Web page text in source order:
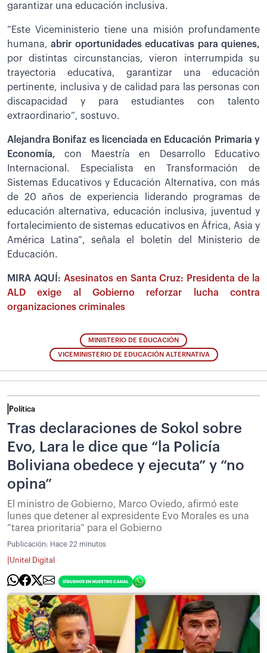
garantizar una educación inclusiva.
“Este Viceministerio tiene una misión profundamente
humana, abrir oportunidades educativas para quienes,
por distintas circunstancias, vieron interrumpida su
trayectoria educativa, garantizar una educación
pertinente, inclusiva y de calidad para las personas con
discapacidad y para estudiantes con talento
extraordinario”, sostuvo.
Alejandra Bonifaz es licenciada en Educación Primaria y
Economía, con Maestría en Desarrollo Educativo
Internacional. Especialista en Transformación de
Sistemas Educativos y Educación Alternativa, con más
de 20 años de experiencia liderando programas de
educación alternativa, educación inclusiva, juventud y
fortalecimiento de sistemas educativos en África, Asia y
América Latina”, señala el boletín del Ministerio de
Educación.
MIRA AQUÍ: Asesinatos en Santa Cruz: Presidenta de la
ALD exige al Gobierno reforzar lucha contra
organizaciones criminales
MINISTERIO DE EDUCACIÓN
VICEMINISTERIO DE EDUCACIÓN ALTERNATIVA
Política
Tras declaraciones de Sokol sobre
Evo, Lara le dice que “la Policía
Boliviana obedece y ejecuta” y “no
opina”
El ministro de Gobierno, Marco Oviedo, afirmó este
lunes que detener al expresidente Evo Morales es una
“tarea prioritaria” para el Gobierno
Publicación: Hace 22 minutos
Unitel Digital